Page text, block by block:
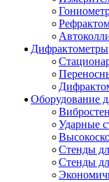
Дифрактометры
Оборудование
Ударные
Стенды
Стенды